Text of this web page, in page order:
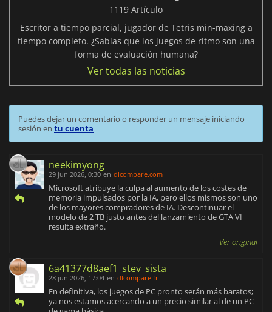
1119 Artículo
Escritor a tiempo parcial, jugador de Tetris min-maxing a
tiempo completo. ¿Sabías que los juegos de ritmo son una
forma de evaluación humana?
Ver todas las noticias
Puedes dejar un comentario o responder un mensaje iniciando
sesión en tu cuenta
neekimyong
29 jun 2026, 0:30 en dlcompare.com
Microsoft atribuye la culpa al aumento de los costes de
memoria impulsados por la IA, pero ellos mismos son uno
de los mayores compradores de IA. Descontinuar el
modelo de 2 TB justo antes del lanzamiento de GTA VI
resulta extraño.
Ver original
6a41377d8aef1_stev_sista
28 jun 2026, 17:04 en dlcompare.fr
En definitiva, los juegos de PC pronto serán más baratos;
ya nos estamos acercando a un precio similar al de un PC